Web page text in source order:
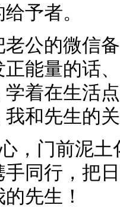
予者。
公的微信
能量的话
着在生活
和先生的
，门前泥
同行，把
先生！